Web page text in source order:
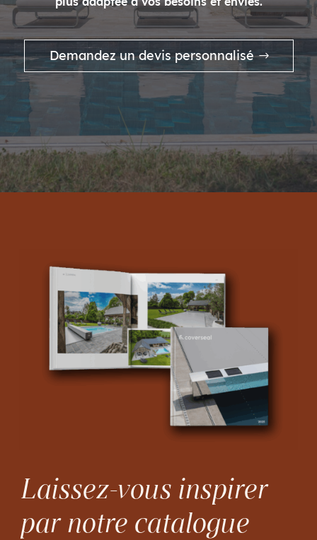
Demandez un devis personnalisé
Laissez-vous inspirer
par notre catalogue